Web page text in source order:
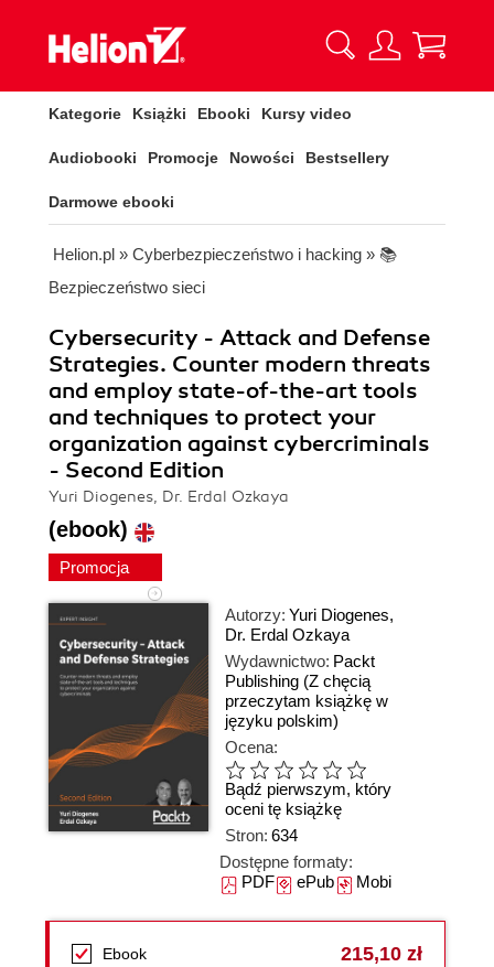
Kategorie Książki Ebooki Kursy video
Audiobooki Promocje Nowości Bestsellery
Darmowe ebooki
Helion.pl » Cyberbezpieczeństwo i hacking » 📚
Bezpieczeństwo sieci
Cybersecurity - Attack and Defense
Strategies. Counter modern threats
and employ state-of-the-art tools
and techniques to protect your
organization against cybercriminals
- Second Edition
Yuri Diogenes, Dr. Erdal Ozkaya
(ebook)
Promocja
Autorzy: Yuri Diogenes,
Dr. Erdal Ozkaya
Wydawnictwo: Packt
Publishing (Z chęcią
przeczytam książkę w
języku polskim)
Ocena:
Bądź pierwszym, który
oceni tę książkę
Stron: 634
Dostępne formaty:
PDFePubMobi
Ebook 215,10 zł